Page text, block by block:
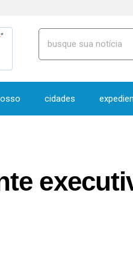
°
cidades